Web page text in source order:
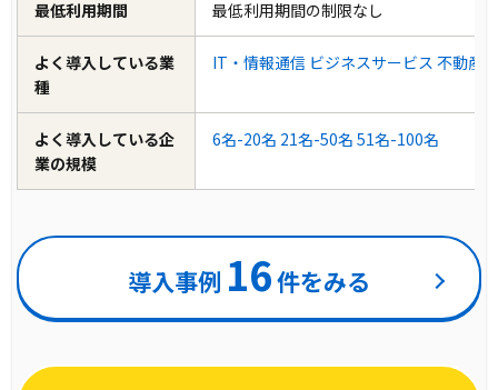
最低利用期間 最低利用期間の制限なし
よく導入している業
種
IT・情報通信 ビジネスサービス 不動産
よく導入している企
業の規模
6名-20名 21名-50名 51名-100名
導入事例 16件をみる